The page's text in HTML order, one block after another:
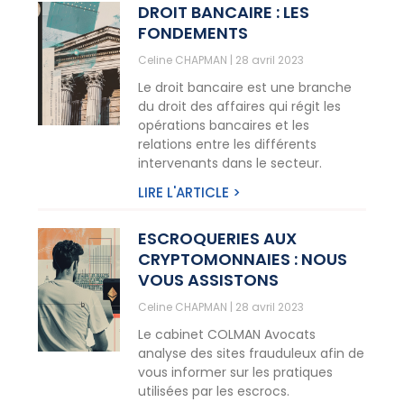
DROIT BANCAIRE : LES
FONDEMENTS
Celine CHAPMAN 28 avril 2023
Le droit bancaire est une branche
du droit des affaires qui régit les
opérations bancaires et les
relations entre les différents
intervenants dans le secteur.
LIRE L'ARTICLE >
ESCROQUERIES AUX
CRYPTOMONNAIES : NOUS
VOUS ASSISTONS
Celine CHAPMAN 28 avril 2023
Le cabinet COLMAN Avocats
analyse des sites frauduleux afin de
vous informer sur les pratiques
utilisées par les escrocs.